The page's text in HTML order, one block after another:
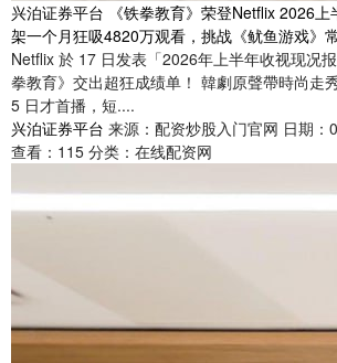
兴泊证券平台 《铁拳教育》荣登Netflix 2026
架一个月狂吸4820万观看，挑战《鱿鱼游戏》
Netflix 於 17 日发表「2026年上半年收视现况
拳教育》交出超狂成绩单！ 韓劇原聲帶時尚走
5 日才首播，短....
兴泊证券平台 来源：配资炒股入门官网 日期：
查看： 115 分类： 在线配资网